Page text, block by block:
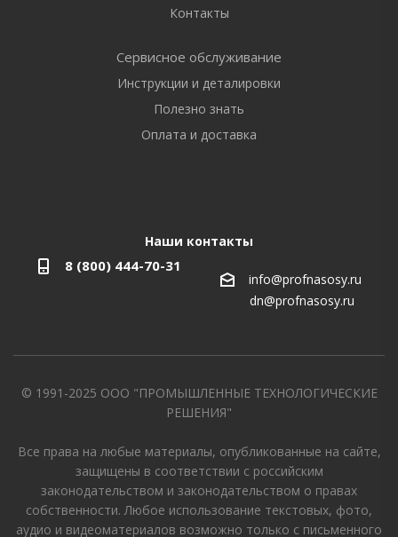
Контакты
Сервисное обслуживание
Инструкции и деталировки
Полезно знать
Оплата и доставка
Наши контакты
8 (800) 444-70-31
info@profnasosy.ru
dn@profnasosy.ru
© 1991-2025 ООО "ПРОМЫШЛЕННЫЕ ТЕХНОЛОГИЧЕСКИЕ
РЕШЕНИЯ"
Все права на любые материалы, опубликованные на сайте,
защищены в соответствии с российским
законодательством и законодательством о правах
собственности. Любое использование текстовых, фото,
аудио и видеоматериалов возможно только с письменного